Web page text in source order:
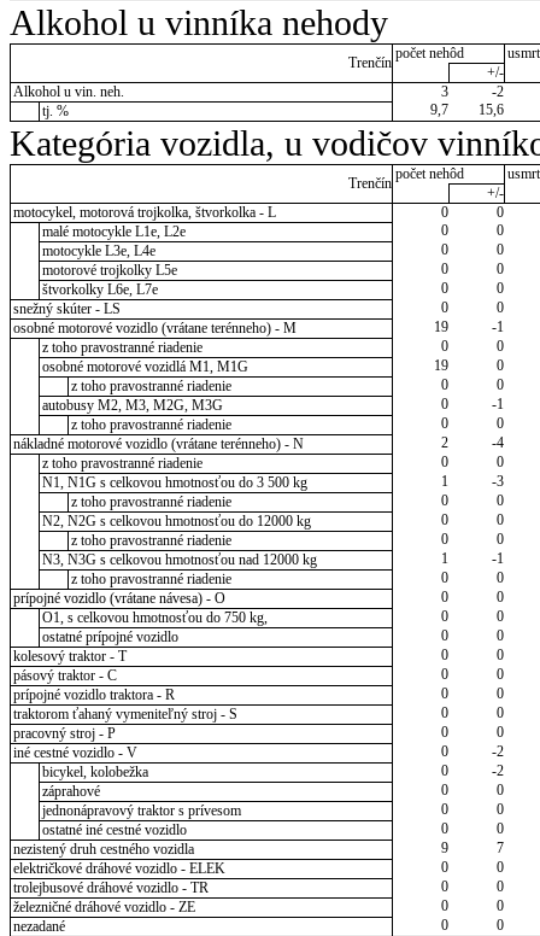
Alkohol u vinníka nehody
Trenčín
počet nehôd
+/-
Alkohol u vin. neh.
3
-2
tj. %
9,7 15,6
Kategória vozidla, u vodičov
Trenčín
počet nehôd
+/-
motocykel, motorová trojkolka, štvorkolka - L
0
0
malé motocykle L1e, L2e
0
0
motocykle L3e, L4e
0
0
motorové trojkolky L5e
0
0
štvorkolky L6e, L7e
0
0
snežný skúter - LS
0
0
osobné motorové vozidlo (vrátane terénneho) - M
19
-1
z toho pravostranné riadenie
0
0
osobné motorové vozidlá M1, M1G
19
0
z toho pravostranné riadenie
0
0
autobusy M2, M3, M2G, M3G
0
-1
z toho pravostranné riadenie
0
0
nákladné motorové vozidlo (vrátane terénneho) - N
2
-4
z toho pravostranné riadenie
0
0
N1, N1G s celkovou hmotnosťou do 3 500 kg
1
-3
z toho pravostranné riadenie
0
0
N2, N2G s celkovou hmotnosťou do 12000 kg
0
0
z toho pravostranné riadenie
0
0
N3, N3G s celkovou hmotnosťou nad 12000 kg
1
-1
z toho pravostranné riadenie
0
0
prípojné vozidlo (vrátane návesa) - O
0
0
O1, s celkovou hmotnosťou do 750 kg,
0
0
ostatné prípojné vozidlo
0
0
kolesový traktor - T
0
0
pásový traktor - C
0
0
prípojné vozidlo traktora - R
0
0
traktorom ťahaný vymeniteľný stroj - S
0
0
pracovný stroj - P
0
0
iné cestné vozidlo - V
0
-2
bicykel, kolobežka
0
-2
záprahové
0
0
jednonápravový traktor s prívesom
0
0
ostatné iné cestné vozidlo
0
0
nezistený druh cestného vozidla
9
7
električkové dráhové vozidlo - ELEK
0
0
trolejbusové dráhové vozidlo - TR
0
0
železničné dráhové vozidlo - ZE
0
0
nezadané
0 0